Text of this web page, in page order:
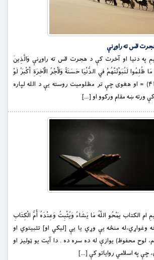
لاس ته راوړنې
په دنيا او آخرت كې د هجرت لاس ته راوړنې وَالَّذِينَ
ظُلِمُوا لَنُبَوِّئَنَّهُمْ فِي الدُّنْيَا حَسَنَةً وَلَأَجْرُ الْآخِرَةِ أَكْبَرُ لَوْ
كَانُوا يَعْلَمُونَ (اسراء/۴۱) = او هغوى چې تر مظلومیت روسته يې د الله لپاره
ورته ښه مقام وركوو او […]
ام الكتاب يَمْحُو اللَّهُ مَا يَشَاءُ وَيُثْبِتُ وَعِنْدَهُ أُمُّ الْكِتَابِ
څه وغواړي،له منځه يې وړي يا يې [لیکي او] تثبيتوي او
لوح محفوظ) يوازې له ده سره ده . دا آيت يو ټوليز او
په اسلامي رواياتو كې […]